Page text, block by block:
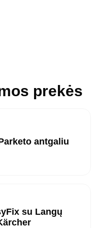
prekės
antgaliu
su Langų